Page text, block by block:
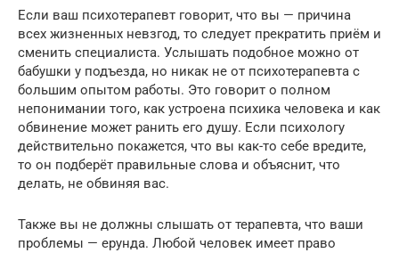
Если ваш психотерапевт говорит, что вы — причина
всех жизненных невзгод, то следует прекратить приём и
сменить специалиста. Услышать подобное можно от
бабушки у подъезда, но никак не от психотерапевта с
большим опытом работы. Это говорит о полном
непонимании того, как устроена психика человека и как
обвинение может ранить его душу. Если психологу
действительно покажется, что вы как-то себе вредите,
то он подберёт правильные слова и объяснит, что
делать, не обвиняя вас.
Также вы не должны слышать от терапевта, что ваши
проблемы — ерунда. Любой человек имеет право